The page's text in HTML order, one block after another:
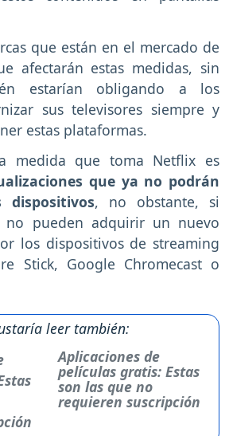
que están en el mercado de
afectarán estas medidas, sin
estarían obligando a los
sus televisores siempre y
estas plataformas.
medida que toma Netflix es
que ya no podrán
, no obstante, si
no pueden adquirir un nuevo
los dispositivos de streaming
Stick, Google Chromecast o
leer también:
Aplicaciones de
películas gratis: Estas
son las que no
requieren suscripción